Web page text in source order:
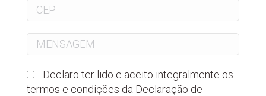
Declaro ter lido e aceito integralmente os
termos e condições da Declaração de